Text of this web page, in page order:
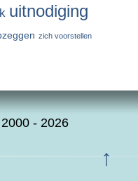
↑
uitnodiging
zich voorstellen
- 2026